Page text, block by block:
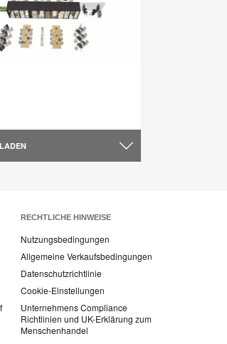
RECHTLICHE HINWEISE
Nutzungsbedingungen
Allgemeine Verkaufsbedingungen
Datenschutzrichtlinie
Cookie-Einstellungen
Unternehmens Compliance
Richtlinien und UK-Erklärung zum
Menschenhandel